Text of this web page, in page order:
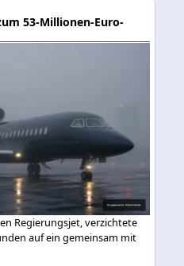
53-Millionen-Euro-
Regierungsjet, verzichtete
auf ein gemeinsam mit